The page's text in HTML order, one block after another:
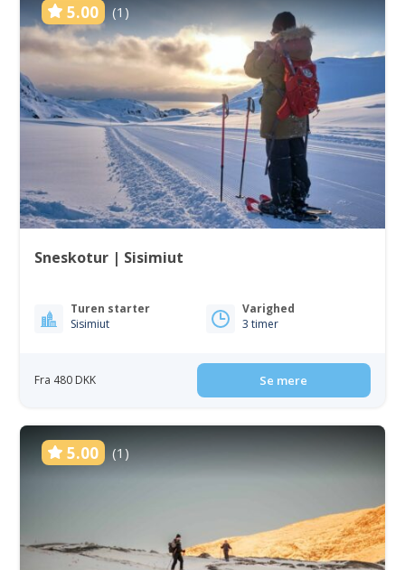
5.00 (1)
Sneskotur | Sisimiut
Turen starter
Sisimiut
Varighed
3 timer
Fra 480 DKK Se mere
5.00 (1)